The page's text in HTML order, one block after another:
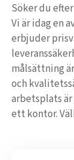
Söker du
Vi är idag en
erbjuder
målsättning
och
arbetsplats
ett kontor.